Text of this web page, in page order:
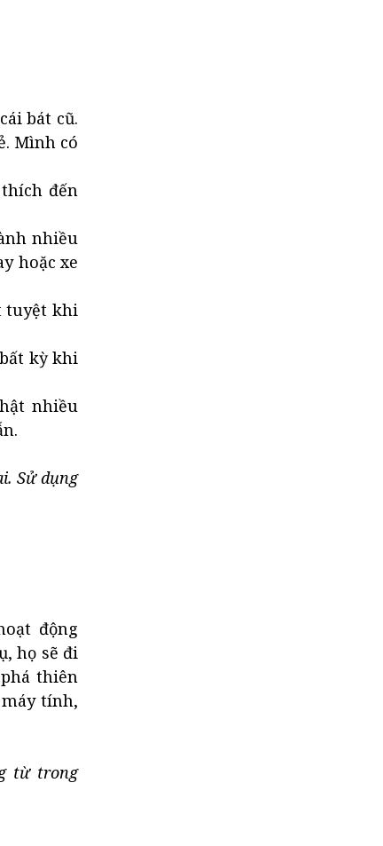
bát cũ.
Mình có
đến
nhiều
hoặc xe
tuyệt khi
kỳ khi
nhiều
Sử dụng
động
họ sẽ đi
thiên
tính,
từ trong